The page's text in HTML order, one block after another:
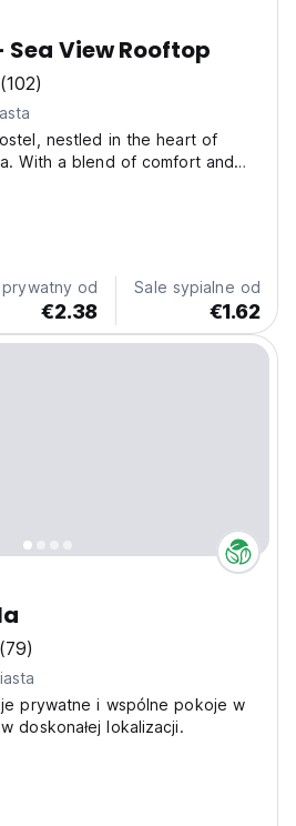
View Rooftop
(102)
nestled in the heart of
With a blend of comfort and
a cozy retreat for travelers
experience. Discover
od
€2.38
Sale sypialne od
€1.62
prywatne i wspólne pokoje w
doskonałej lokalizacji.